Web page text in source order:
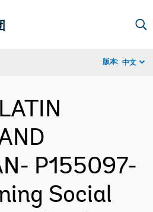
版本: 中文
P155097-
Social